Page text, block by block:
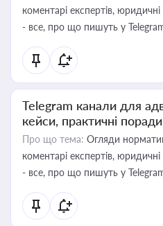
коментарі експертів,
- все, про що пишуть у
Telegram канали для
кейси, практичні поради
Про що тема: Огляди
коментарі експертів,
- все, про що пишуть у